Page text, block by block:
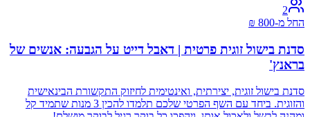
2
החל מ-800
₪
סדנת בישול זוגית פרטית | דאבל דייט על הגבעה: אנשים של
בראנץ'
סדנת בישול זוגית, יצירתית, ואינטימית לחיזוק התקשורת הבינאישית
והזוגית. ביחד עם השף הפרטי שלכם תלמדו להכין 3 מנות שתמיד קל